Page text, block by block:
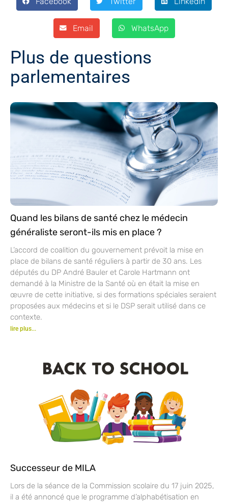
Email WhatsApp
Plus de questions
parlementaires
Quand les bilans de santé chez le médecin
généraliste seront-ils mis en place ?
L’accord de coalition du gouvernement prévoit la mise en
place de bilans de santé réguliers à partir de 30 ans. Les
députés du DP André Bauler et Carole Hartmann ont
demandé à la Ministre de la Santé où en était la mise en
œuvre de cette initiative, si des formations spéciales seraient
proposées aux médecins et si le DSP serait utilisé dans ce
contexte.
lire plus...
Successeur de MILA
Lors de la séance de la Commission scolaire du 17 juin 2025,
il a été annoncé que le programme d’alphabétisation en